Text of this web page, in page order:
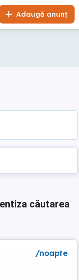
Adaugă anunț
căutarea
/noapte